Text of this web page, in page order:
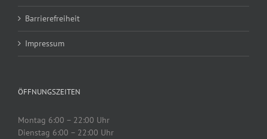
Barrierefreiheit
Impressum
ÖFFNUNGSZEITEN
Montag 6:00 – 22:00 Uhr
Dienstag 6:00 – 22:00 Uhr